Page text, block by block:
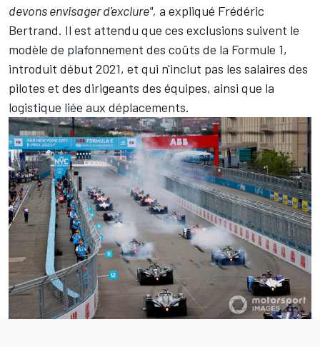
devons envisager d'exclure", a expliqué Frédéric
Bertrand. Il est attendu que ces exclusions suivent le
modèle de plafonnement des coûts de la Formule 1,
introduit début 2021, et qui n'inclut pas les salaires des
pilotes et des dirigeants des équipes, ainsi que la
logistique liée aux déplacements.